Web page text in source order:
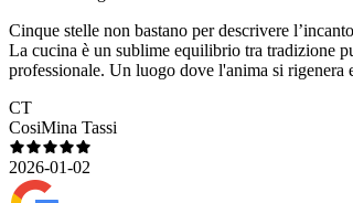
Cinque stelle non bastano per descrivere
​La cucina è un sublime equilibrio tra tradizione
professionale. Un luogo dove l'anima si
CT
CosiMina Tassi
2026-01-02